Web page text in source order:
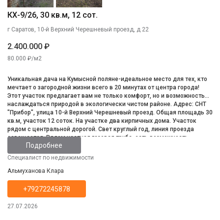
КХ-9/26, 30 кв.м, 12 сот.
г Саратов, 10-й Верхний Черешневый проезд, д 22
2.400.000 ₽
80.000 ₽/м2
Уникальная дача на Кумысной поляне-идеальное место для тех, кто
мечтает о загородной жизни всего в 20 минутах от центра города!
Этот участок предлагает вам не только комфорт, но и возможность
наслаждаться природой в экологически чистом районе. Адрес: СНТ
"Прибор", улица 10-й Верхний Черешневый проезд. Общая площадь 30
кв.м, участок 12 соток. На участке два кирпичных дома. Участок
рядом с центральной дорогой. Свет круглый год, линия проезда
освещается. Рядом частная газовая труба, есть возможность
провести газ себе на дачу. Зимой чистят центральные улицы, есть
рядом дачи, где проживают круглый год.
Подробнее
Специалист по недвижимости
Альмуханова Клара
+79272245878
27.07.2026